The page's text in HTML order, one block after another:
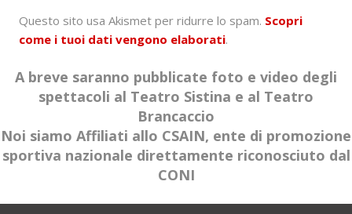
Questo sito usa Akismet per ridurre lo spam. Scopri
come i tuoi dati vengono elaborati.
A breve saranno pubblicate foto e video degli
spettacoli al Teatro Sistina e al Teatro
Brancaccio
Noi siamo Affiliati allo CSAIN, ente di promozione
sportiva nazionale direttamente riconosciuto dal
CONI